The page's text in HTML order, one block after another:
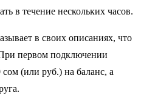
в течение нескольких часов.
в своих описаниях, что
первом подключении
(или руб.) на баланс, а